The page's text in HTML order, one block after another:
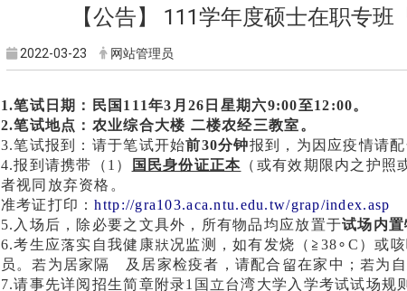
【公告】 111学年度硕士在职专
2022-03-23 网站管理员
1.笔试日期：民国111年3月26日星期六9:00至12:00。
2.笔试地点：农业综合大楼 二楼农经三教室。
3.笔试报到：请于笔试开始前30分钟报到，为因应疫情请配
4.报到请携带（1）
国民身份证正本 （或有效期限内之护照
者视同放弃资格。
准考证打印：http://gra103.aca.ntu.edu.tw/grap/index.asp
5.入场后，除必要之文具外，所有物品均应放置于试场内置
6.考生应落实自我健康狀况监测，如有发烧（≧38∘C）或
员。若为居家隔離及居家检疫者，请配合留在家中；若为
7.请事先详阅招生简章附录1 国立台湾大学入学考试试场规